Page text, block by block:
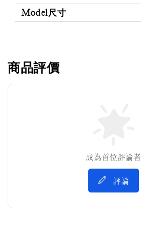
Model尺寸
商品評價
成為首位評論者
評論